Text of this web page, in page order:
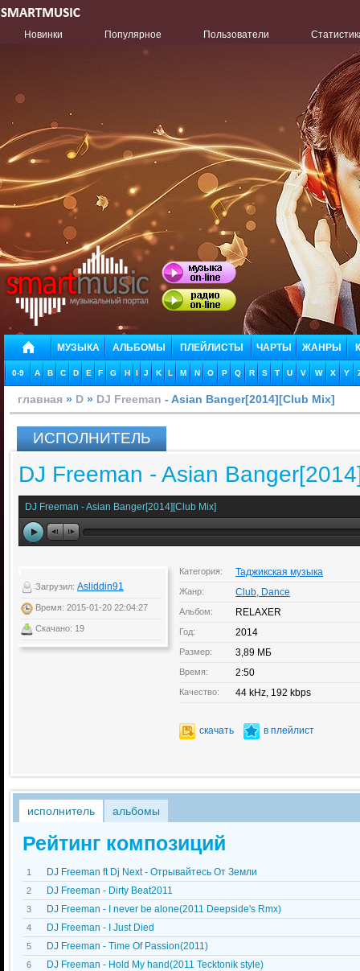
Новинки Популярное Пользователи
МУЗЫКА АЛЬБОМЫ ПЛЕЙЛИСТЫ ЧАРТЫ ЖАНРЫ
0-9 A B C D E F G H I J K L M N O P Q R S T U V W X Y
главная » D » DJ Freeman - Asian Banger[2014][Club Mix]
ИСПОЛНИТЕЛЬ
DJ Freeman - Asian
DJ Freeman - Asian Banger[2014][Club Mix]
Загрузил: Asliddin91
Время: 2015-01-20 22:04:27
Скачано: 19
Категория: Таджикская музыка
Жанр: Club, Dance
Альбом: RELAXER
Год: 2014
Размер: 3,89 МБ
Время: 2:50
Качество: 44 kHz, 192 kbps
скачать в плейлист
исполнитель альбомы
Рейтинг композиций
1 DJ Freeman ft Dj Next - Отрывайтесь От Земли
2 DJ Freeman - Dirty Beat2011
3 DJ Freeman - I never be alone(2011 Deepside's Rmx)
4 DJ Freeman - I Just Died
5 DJ Freeman - Time Of Passion(2011)
6 DJ Freeman - Hold My hand(2011 Tecktonik style)